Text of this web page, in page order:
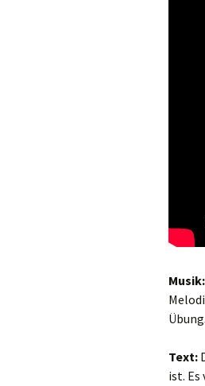
Musik:
Übung.
Text:
ist. Es